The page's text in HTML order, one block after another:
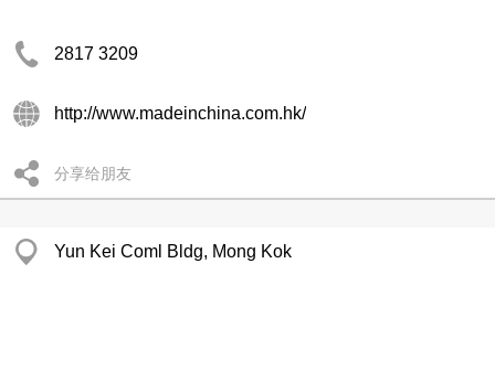
2817 3209
http://www.madeinchina.com.hk/
分享给朋友
Yun Kei Coml Bldg, Mong Kok